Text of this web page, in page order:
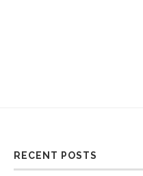
RECENT POSTS